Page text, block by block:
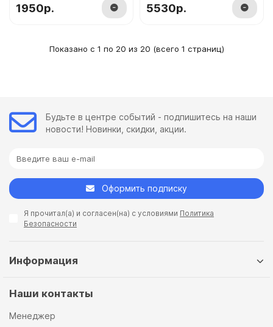
1950р. 5530р.
Показано с 1 по 20 из 20 (всего 1 страниц)
Будьте в центре событий - подпишитесь на наши
новости! Новинки, скидки, акции.
Оформить подписку
Я прочитал(а) и согласен(на) с условиями Политика
Безопасности
Информация
Наши контакты
Менеджер